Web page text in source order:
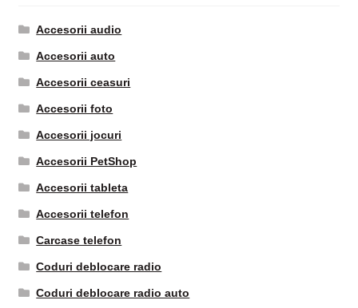
Accesorii audio
Accesorii auto
Accesorii ceasuri
Accesorii foto
Accesorii jocuri
Accesorii PetShop
Accesorii tableta
Accesorii telefon
Carcase telefon
Coduri deblocare radio
Coduri deblocare radio auto